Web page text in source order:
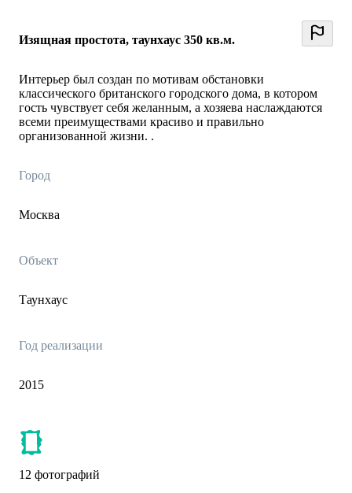
Изящная простота, таунхаус 350 кв.м.
Интерьер был создан по мотивам обстановки
классического британского городского дома, в котором
гость чувствует себя желанным, а хозяева наслаждаются
всеми преимуществами красиво и правильно
организованной жизни. .
Город
Москва
Объект
Таунхаус
Год реализации
2015
12 фотографий